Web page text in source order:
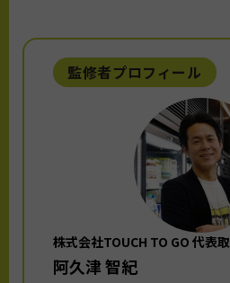
監修者プロフィール
株式会社TOUCH TO GO 代表
阿久津 智紀